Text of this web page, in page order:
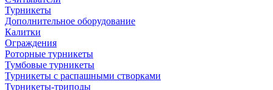
Турникеты
Дополнительное оборудование
Калитки
Ограждения
Роторные турникеты
Тумбовые турникеты
Турникеты с распашными створками
Турникеты-триподы